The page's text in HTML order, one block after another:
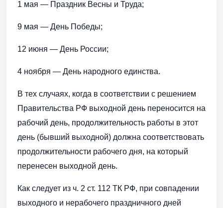
1 мая — Праздник Весны и Труда;
9 мая — День Победы;
12 июня — День России;
4 ноября — День народного единства.
В тех случаях, когда в соответствии с решением
Правительства РФ выходной день переносится на
рабочий день, продолжительность работы в этот
день (бывший выходной) должна соответствовать
продолжительности рабочего дня, на который
перенесен выходной день.
Как следует из ч. 2 ст. 112 ТК РФ, при совпадении
выходного и нерабочего праздничного дней